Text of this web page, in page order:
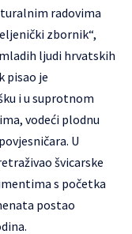
radovima
zbornik“,
ljudi hrvatskih
pisao je
i u suprotnom
vodeći plodnu
U
švicarske
s početka
postao